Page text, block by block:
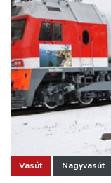
Vasút Nagyvasút